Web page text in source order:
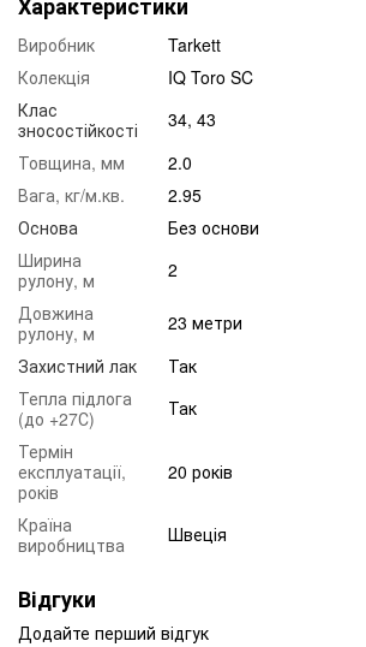
Виробник
Tarkett
Колекція
IQ Toro SC
Клас
зносостійкості
34, 43
Товщина, мм
2.0
Вага, кг/м.кв.
2.95
Основа
Без основи
Ширина
рулону, м
2
Довжина
рулону, м
23 метри
Захистний лак
Так
Тепла підлога
(до +27С)
Так
Термін
експлуатації,
років
20 років
Країна
виробництва
Швеція
Відгуки
Додайте перший відгук